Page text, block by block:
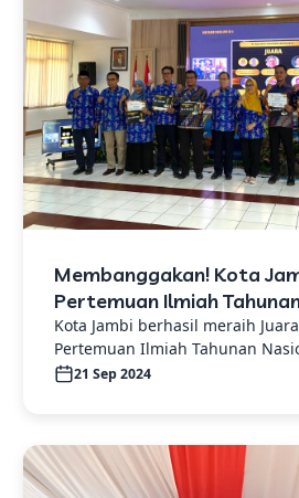
Membanggakan! Kota
Pertemuan Ilmiah
Widyaiswara
Kota Jambi berhasil meraih
Pertemuan Ilmiah Tahunan
Widyaiswara Tahun 2024
21 Sep 2024